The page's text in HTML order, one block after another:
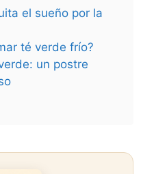
el sueño por la
té verde frío?
un postre